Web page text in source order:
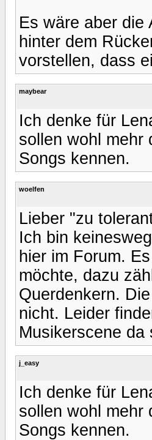
Es wäre aber die
hinter dem
vorstellen, dass
maybear
Ich denke für
sollen wohl mehr
Songs kennen.
woelfen
Lieber "zu
Ich bin
hier im Forum.
möchte, dazu
Querdenkern.
nicht. Leider
Musikerscene
j_easy
Ich denke für
sollen wohl mehr
Songs kennen.